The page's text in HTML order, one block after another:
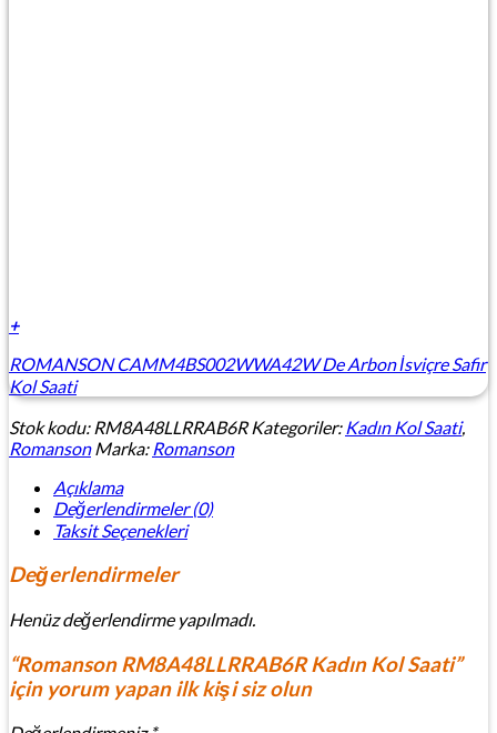
+
ROMANSON CAMM4BS002WWA42W De Arbon İsviçre Safir
Kol Saati
Stok kodu: RM8A48LLRRAB6R Kategoriler: Kadın Kol Saati,
Romanson Marka: Romanson
Açıklama
Değerlendirmeler (0)
Taksit Seçenekleri
Değerlendirmeler
Henüz değerlendirme yapılmadı.
“Romanson RM8A48LLRRAB6R Kadın Kol Saati”
için yorum yapan ilk kişi siz olun